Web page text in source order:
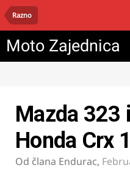
Razno
Moto Zajednica
Mazda 323
Honda Crx
Od člana Endurac,